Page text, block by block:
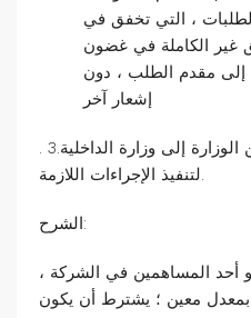
، التي تخفق في
غير الكاملة في غضون
إلى مقدم الطلب ، دون
إشعار آخر
. 3.ترسل الطلبات المعتمدة من الوزارة إلى وزارة الداخلية
لتنفيذ الإجراءات اللازمة.
الشرح:
أحد المساهمين في الشركة ،
بمعدل معين ؛ يشترط أن يكون